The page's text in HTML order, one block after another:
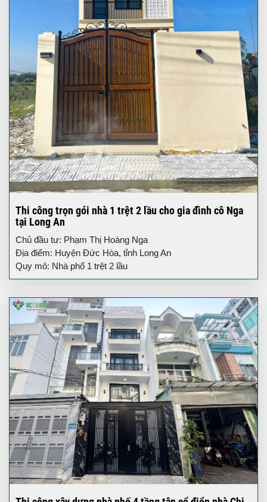
Thi công trọn gói nhà 1 trệt 2 lầu cho gia đình cô Nga
tại Long An
Chủ đầu tư: Phạm Thị Hoàng Nga
Địa điểm: Huyện Đức Hòa, tỉnh Long An
Quy mô: Nhà phố 1 trệt 2 lầu